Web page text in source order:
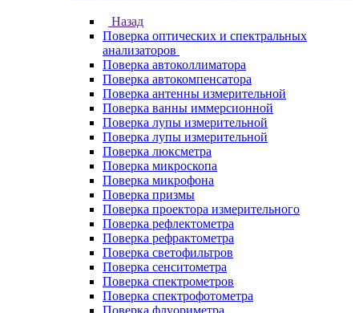
Назад
Поверка оптических и спектральных
анализаторов
Поверка автоколлиматора
Поверка автокомпенсатора
Поверка антенны измерительной
Поверка ванны иммерсионной
Поверка лупы измерительной
Поверка лупы измерительной
Поверка люксметра
Поверка микроскопа
Поверка микрофона
Поверка призмы
Поверка проектора измерительного
Поверка рефлектометра
Поверка рефрактометра
Поверка светофильтров
Поверка сенситометра
Поверка спектрометров
Поверка спектрофотометра
Поверка флуориметра